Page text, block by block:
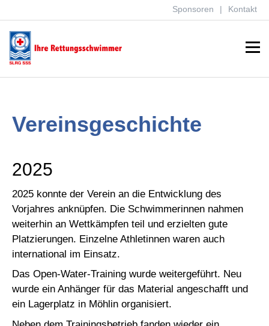
Kontakt
Sponsoren
Menu
Vereinsgeschichte
2025
2025 konnte der Verein an die Entwicklung des
Vorjahres anknüpfen. Die Schwimmerinnen nahmen
weiterhin an Wettkämpfen teil und erzielten gute
Platzierungen. Einzelne Athletinnen waren auch
international im Einsatz.
Das Open-Water-Training wurde weitergeführt. Neu
wurde ein Anhänger für das Material angeschafft und
ein Lagerplatz in Möhlin organisiert.